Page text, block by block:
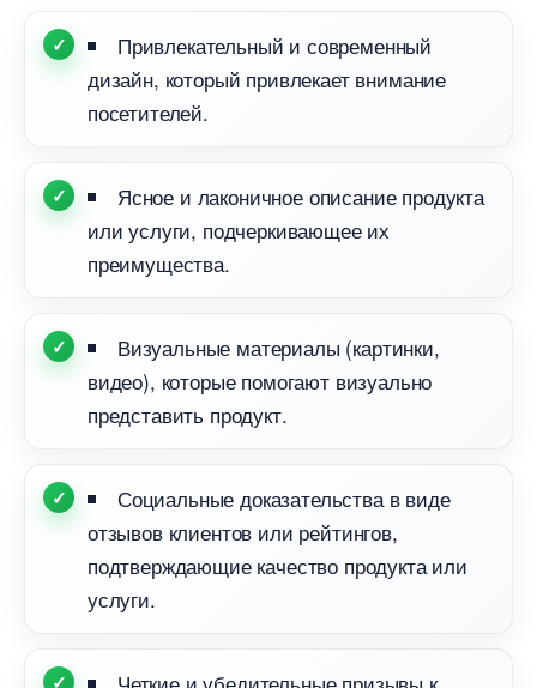
Привлекательный и современный
дизайн, который привлекает внимание
посетителей.​
Ясное и лаконичное описание продукта
или услуги, подчеркивающее их
преимущества.​
изуальные материалы (картинки,
идео), которые помогают визуально
представить продукт.
Социальные доказательства в виде
отзывов клиентов или рейтингов,
подтверждающие качество продукта или
услуги.​